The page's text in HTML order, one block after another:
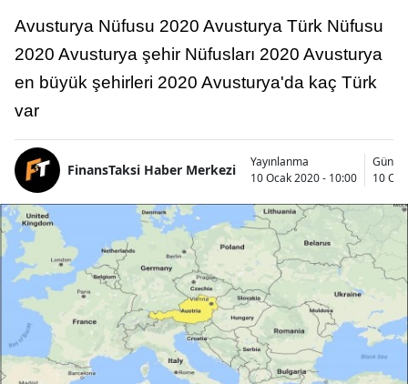
Avusturya Nüfusu 2020 Avusturya Türk Nüfusu
2020 Avusturya şehir Nüfusları 2020 Avusturya
en büyük şehirleri 2020 Avusturya'da kaç Türk
var
FinansTaksi Haber Merkezi
Yayınlanma
10 Ocak 2020 - 10:00
10